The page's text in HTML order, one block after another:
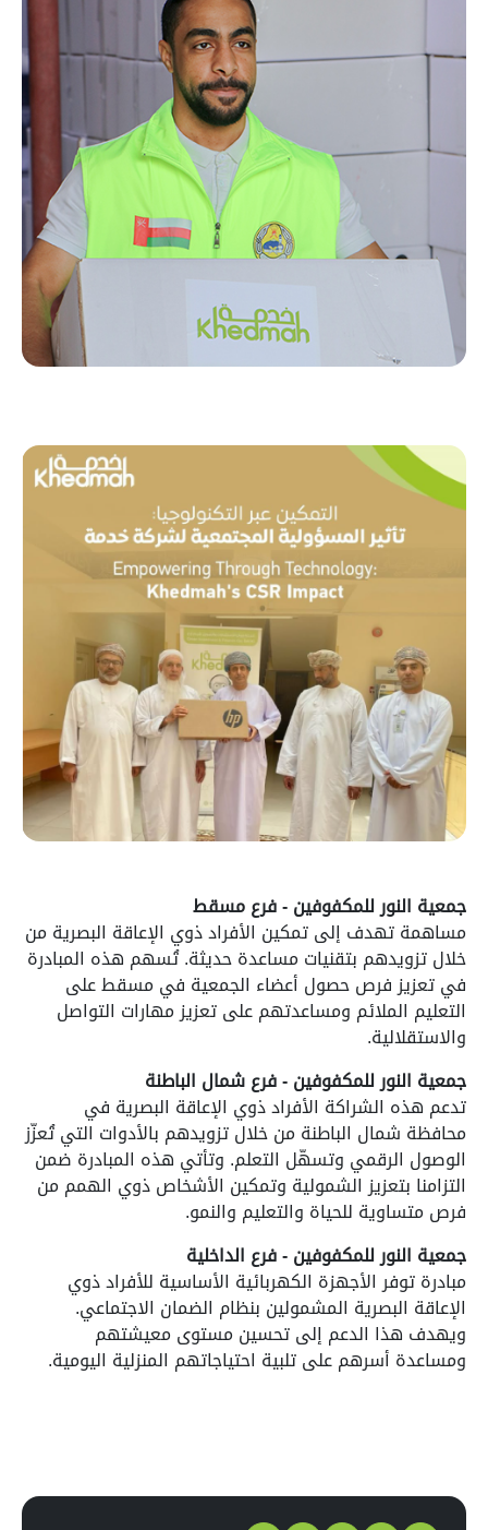
جمعية النور للمكفوفين - فرع مسقط
مساهمة تهدف إلى تمكين الأفراد ذوي الإعاقة البصرية من
خلال تزويدهم بتقنيات مساعدة حديثة. تُسهم هذه المبادرة
في تعزيز فرص حصول أعضاء الجمعية في مسقط على
التعليم الملائم ومساعدتهم على تعزيز مهارات التواصل
والاستقلالية.
جمعية النور للمكفوفين - فرع شمال الباطنة
تدعم هذه الشراكة الأفراد ذوي الإعاقة البصرية في
محافظة شمال الباطنة من خلال تزويدهم بالأدوات التي تُعزّز
الوصول الرقمي وتسهّل التعلم. وتأتي هذه المبادرة ضمن
التزامنا بتعزيز الشمولية وتمكين الأشخاص ذوي الهمم من
فرص متساوية للحياة والتعليم والنمو.
جمعية النور للمكفوفين - فرع الداخلية
مبادرة توفر الأجهزة الكهربائية الأساسية للأفراد ذوي
الإعاقة البصرية المشمولين بنظام الضمان الاجتماعي.
ويهدف هذا الدعم إلى تحسين مستوى معيشتهم
ومساعدة أسرهم على تلبية احتياجاتهم المنزلية اليومية.